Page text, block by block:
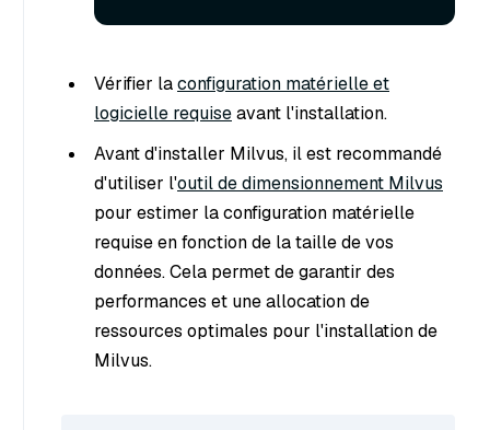
Vérifier laconfiguration matérielle et
logicielle requiseavant l'installation.
Avant d'installer Milvus, il est recommandé
d'utiliser l'outil de dimensionnement Milvus
pour estimer la configuration matérielle
requise en fonction de la taille de vos
données. Cela permet de garantir des
performances et une allocation de
ressources optimales pour l'installation de
Milvus.